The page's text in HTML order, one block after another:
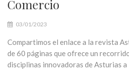
Comercio
03/01/2023
Compartimos el enlace a la revista
de 60 páginas que ofrece un
disciplinas innovadoras de Asturias